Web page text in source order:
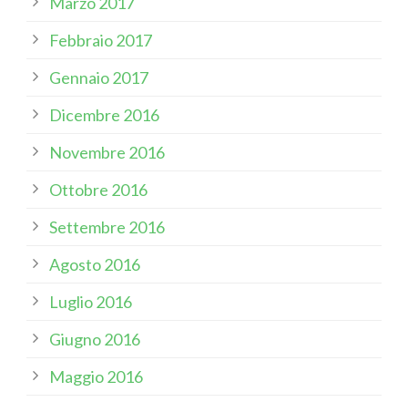
Febbraio 2017
Gennaio 2017
Dicembre 2016
Novembre 2016
Ottobre 2016
Settembre 2016
Agosto 2016
Luglio 2016
Giugno 2016
Maggio 2016